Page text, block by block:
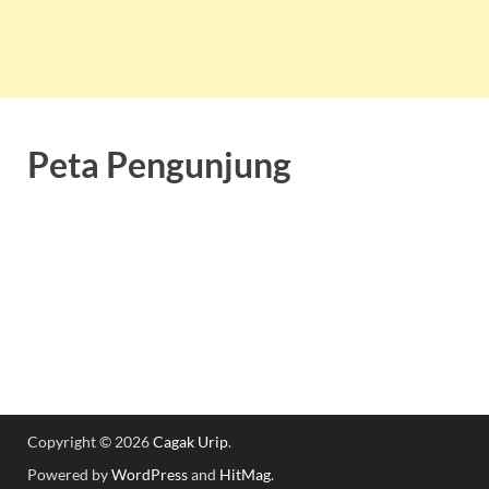
Peta Pengunjung
Copyright © 2026Cagak Urip.
Powered byWordPressand HitMag.